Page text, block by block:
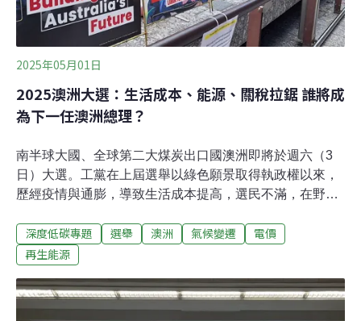
2025年05月01日
2025澳洲大選：生活成本、能源、關稅拉鋸 誰將成
為下一任澳洲總理？
南半球大國、全球第二大煤炭出口國澳洲即將於週六（3
日）大選。工黨在上屆選舉以綠色願景取得執政權以來，
歷經疫情與通膨，導致生活成本提高，選民不滿，在野聯
濟、能源氣候、美國關稅的衝擊下做出抉擇。【小檔案】
選前解析：從對峙到傾斜的關鍵分析人士稱今年澳洲大選
紛紛提出減稅、住房補貼等政策牛肉。工黨面臨選民不
滿、「換人做做看」的壓力。直到3月底，雙方支持度仍
深度低碳專題 選舉 澳洲 氣候變遷
電價
再生能源